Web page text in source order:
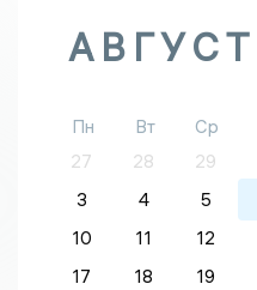
АВГУСТ
Пн Вт Ср
27
28 29
3
4 5
10
11 12
17
18 19